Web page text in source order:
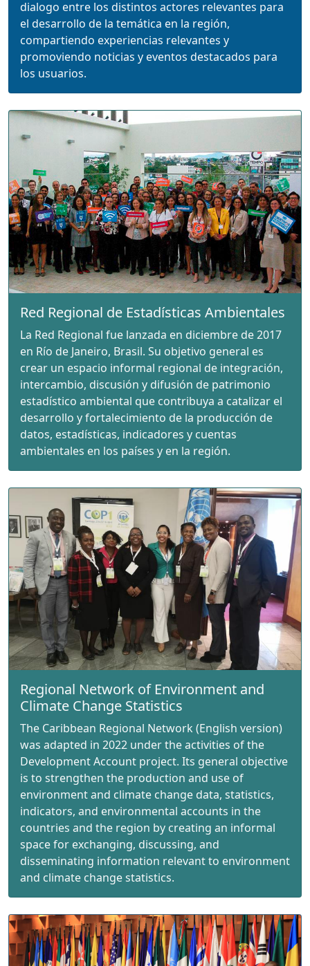
dialogo entre los distintos actores relevantes para
el desarrollo de la temática en la región,
compartiendo experiencias relevantes y
promoviendo noticias y eventos destacados para
los usuarios.
Red Regional de Estadísticas Ambientales
La Red Regional fue lanzada en diciembre de 2017
en Río de Janeiro, Brasil. Su objetivo general es
crear un espacio informal regional de integración,
intercambio, discusión y difusión de patrimonio
estadístico ambiental que contribuya a catalizar el
desarrollo y fortalecimiento de la producción de
datos, estadísticas, indicadores y cuentas
ambientales en los países y en la región.
Regional Network of Environment and
Climate Change Statistics
The Caribbean Regional Network (English version)
was adapted in 2022 under the activities of the
Development Account project. Its general objective
is to strengthen the production and use of
environment and climate change data, statistics,
indicators, and environmental accounts in the
countries and the region by creating an informal
space for exchanging, discussing, and
disseminating information relevant to environment
and climate change statistics.